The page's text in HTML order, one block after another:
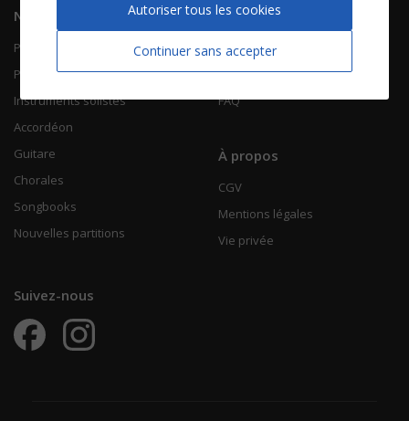
Navigation
Piano Chant
Piano Solo
Instruments solistes
Accordéon
Guitare
Chorales
Songbooks
Nouvelles partitions
Informations
Contactez-nous
Qui sommes-nous
FAQ
À propos
CGV
Mentions légales
Vie privée
Suivez-nous
Continuer sans accepter
Autoriser tous les cookies